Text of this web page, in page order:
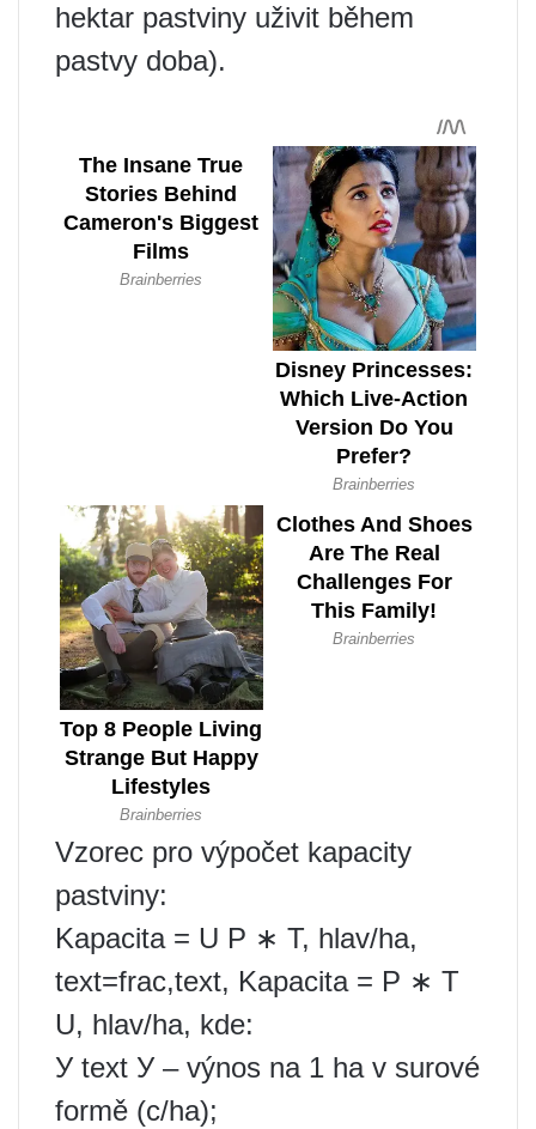
hektar pastviny uživit během
pastvy doba).
Vzorec pro výpočet kapacity
pastviny:
Kapacita = U P ∗ T, hlav/ha,
text=frac,text, Kapacita = P ∗ T
U, hlav/ha, kde:
У text У – výnos na 1 ha v surové
formě (c/ha);